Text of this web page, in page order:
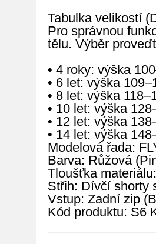
Tabulka velikostí
Pro správnou
tělu. Výběr
• 4 roky: výška
• 6 let: výška
• 8 let: výška
• 10 let: výška
• 12 let: výška
• 14 let: výška
Modelová řada:
Barva: Růžová
Tloušťka
Střih: Dívčí shorty
Vstup: Zadní zip
Kód produktu: S6